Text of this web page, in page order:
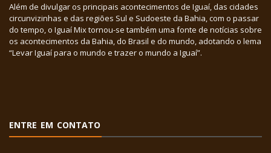
Além de divulgar os principais acontecimentos de Iguaí, das cidades
circunvizinhas e das regiões Sul e Sudoeste da Bahia, com o passar
do tempo, o Iguaí Mix tornou-se também uma fonte de notícias sobre
os acontecimentos da Bahia, do Brasil e do mundo, adotando o lema
“Levar Iguaí para o mundo e trazer o mundo a Iguaí”.
ENTRE EM CONTATO